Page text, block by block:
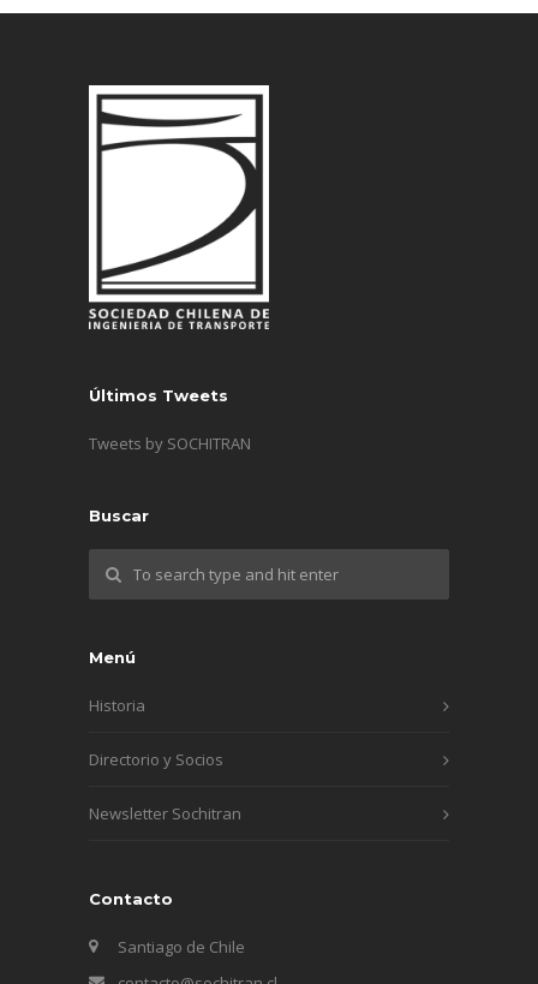
Últimos Tweets
Tweets by SOCHITRAN
Buscar
Menú
Historia
Directorio y Socios
Newsletter Sochitran
Contacto
Santiago de Chile